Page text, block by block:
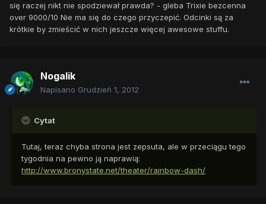
się raczej nikt nie spodziewał prawda? - gleba Trixie bezcenna
over 9000/10 Nie ma się do czego przyczepić. Odcinki są za
krótkie by zmieścić w nich jeszcze więcej awesowe stuffu.
Nogalik
Napisano Grudzień 1, 2012
Cytat
Tutaj, teraz chyba strona jest zepsuta, ale w przeciągu tego
tygodnia na pewno ją naprawią:
http://www.bronystate.net/theater/rainbow-dash/